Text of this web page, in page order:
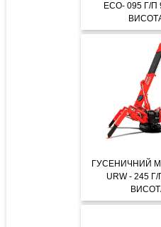
ECO- 095 Г/
ГУСЕНИЧНИЙ
URW - 245